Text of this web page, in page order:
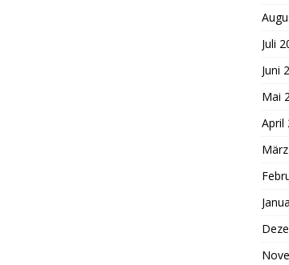
Juli
Juni
Mai
April